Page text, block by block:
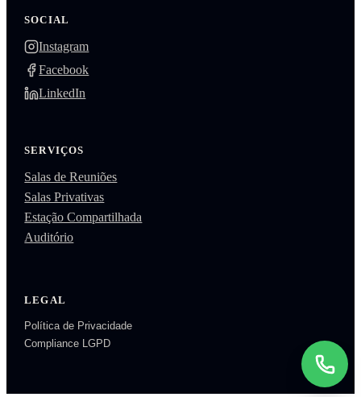
SOCIAL
Instagram
Facebook
LinkedIn
SERVIÇOS
Salas de Reuniões
Salas Privativas
Estação Compartilhada
Auditório
LEGAL
Política de Privacidade
Compliance LGPD